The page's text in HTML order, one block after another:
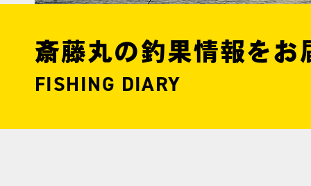
斎藤丸の釣果情報をお
FISHING DIARY